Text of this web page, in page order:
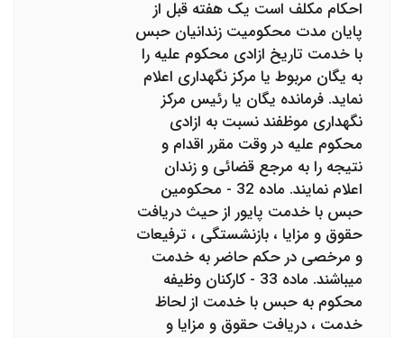
احکام مکلف است یک هفته قبل از
پایان مدت محکومیت زندانیان حبس
با خدمت تاریخ ازادی محکوم علیه را
به یگان مربوط یا مرکز نگهداری اعلام
نماید. فرمانده یگان یا رئیس مرکز
نگهداری موظفند نسبت به ازادی
محکوم علیه در وقت مقرر اقدام و
نتیجه را به مرجع قضائی و زندان
اعلام نمایند. ماده 32 - محکومین
حبس با خدمت پایور از حیث دریافت
حقوق و مزایا ، بازنشستگی ، ترفیعات
و مرخصی در حکم حاضر به خدمت
می‎باشند. ماده 33 - کارکنان وظیفه
محکوم به حبس با خدمت از لحاظ
خدمت ، دریافت حقوق و مزایا و